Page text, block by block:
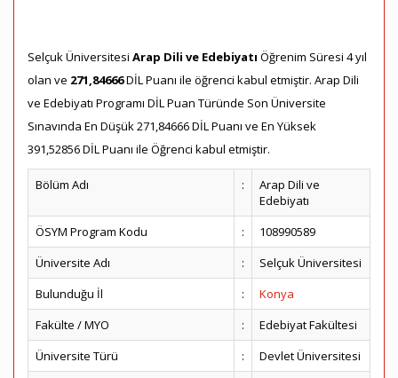
Selçuk Üniversitesi Arap Dili ve Edebiyatı Öğrenim Süresi 4 yıl
olan ve 271,84666DİL Puanı ile öğrenci kabul etmiştir. Arap Dili
ve Edebiyatı Programı DİL Puan Türünde Son Üniversite
Sınavında En Düşük 271,84666 DİL Puanı ve En Yüksek
391,52856 DİL Puanı ile Öğrenci kabul etmiştir.
Bölüm Adı :
Arap Dili ve
Edebiyatı
ÖSYM Program Kodu
:
108990589
Üniversite Adı
:
Selçuk Üniversitesi
Bulunduğu İl
:
Konya
Fakülte / MYO
:
Edebiyat Fakültesi
Üniversite Türü
:
Devlet Üniversitesi